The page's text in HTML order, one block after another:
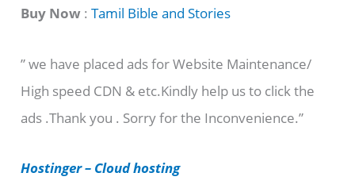
t
g
o
r
e
Buy Now :Tamil Bible and Stories
” we have placed ads for Website Maintenance/
High speed CDN & etc.Kindly help us to click the
ads .Thank you . Sorry for the Inconvenience.”
Hostinger – Cloud hosting